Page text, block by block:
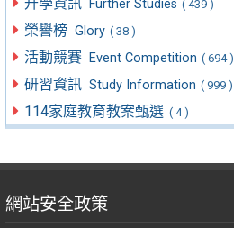
升學資訊 Further Studies ( 439 )
榮譽榜 Glory ( 38 )
活動競賽 Event Competition ( 694 )
研習資訊 Study Information ( 999 )
114家庭教育教案甄選 ( 4 )
網站安全政策